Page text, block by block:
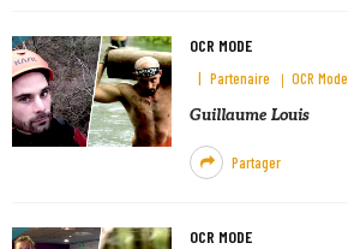
OCR MODE
Partenaire OCR Mode
Guillaume Louis
Partager
OCR MODE